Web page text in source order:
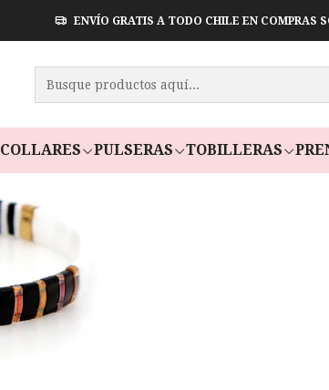
COLLARES PULSERAS TOBILLERAS
ENVÍO GRATIS A TODO CHILE EN COMPRAS